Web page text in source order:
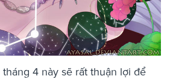
4 này sẽ rất thuận lợi để